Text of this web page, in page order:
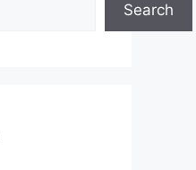
Search